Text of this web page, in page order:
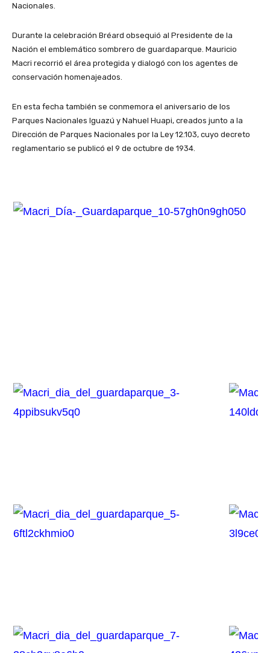
Nacionales.
Durante la celebración Bréard obsequió al Presidente de la
Nación el emblemático sombrero de guardaparque. Mauricio
Macri recorrió el área protegida y dialogó con los agentes de
conservación homenajeados.
En esta fecha también se conmemora el aniversario de los
Parques Nacionales Iguazú y Nahuel Huapi, creados junto a la
Dirección de Parques Nacionales por la Ley 12.103, cuyo decreto
reglamentario se publicó el 9 de octubre de 1934.